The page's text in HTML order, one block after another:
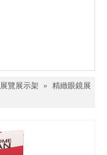
展覽展示架 » 精緻眼鏡展